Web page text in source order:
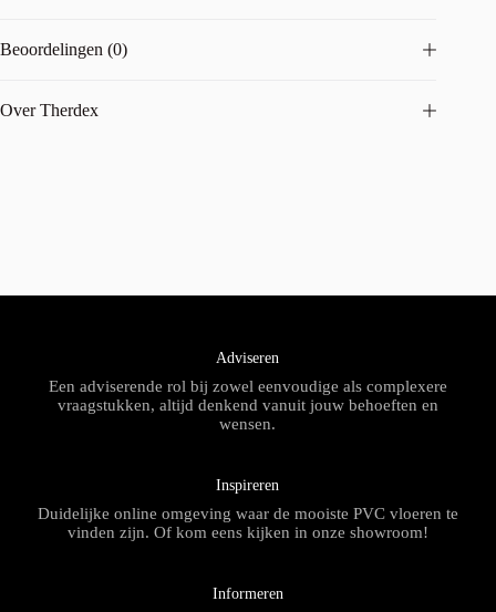
Beoordelingen (0)
Over Therdex
Adviseren
Een adviserende rol bij zowel eenvoudige als complexere
vraagstukken, altijd denkend vanuit jouw behoeften en
wensen.
Inspireren
Duidelijke online omgeving waar de mooiste PVC vloeren te
vinden zijn. Of kom eens kijken in onze showroom!
Informeren